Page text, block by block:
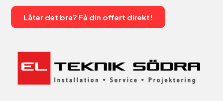
Låter det bra? Få din offert direkt!